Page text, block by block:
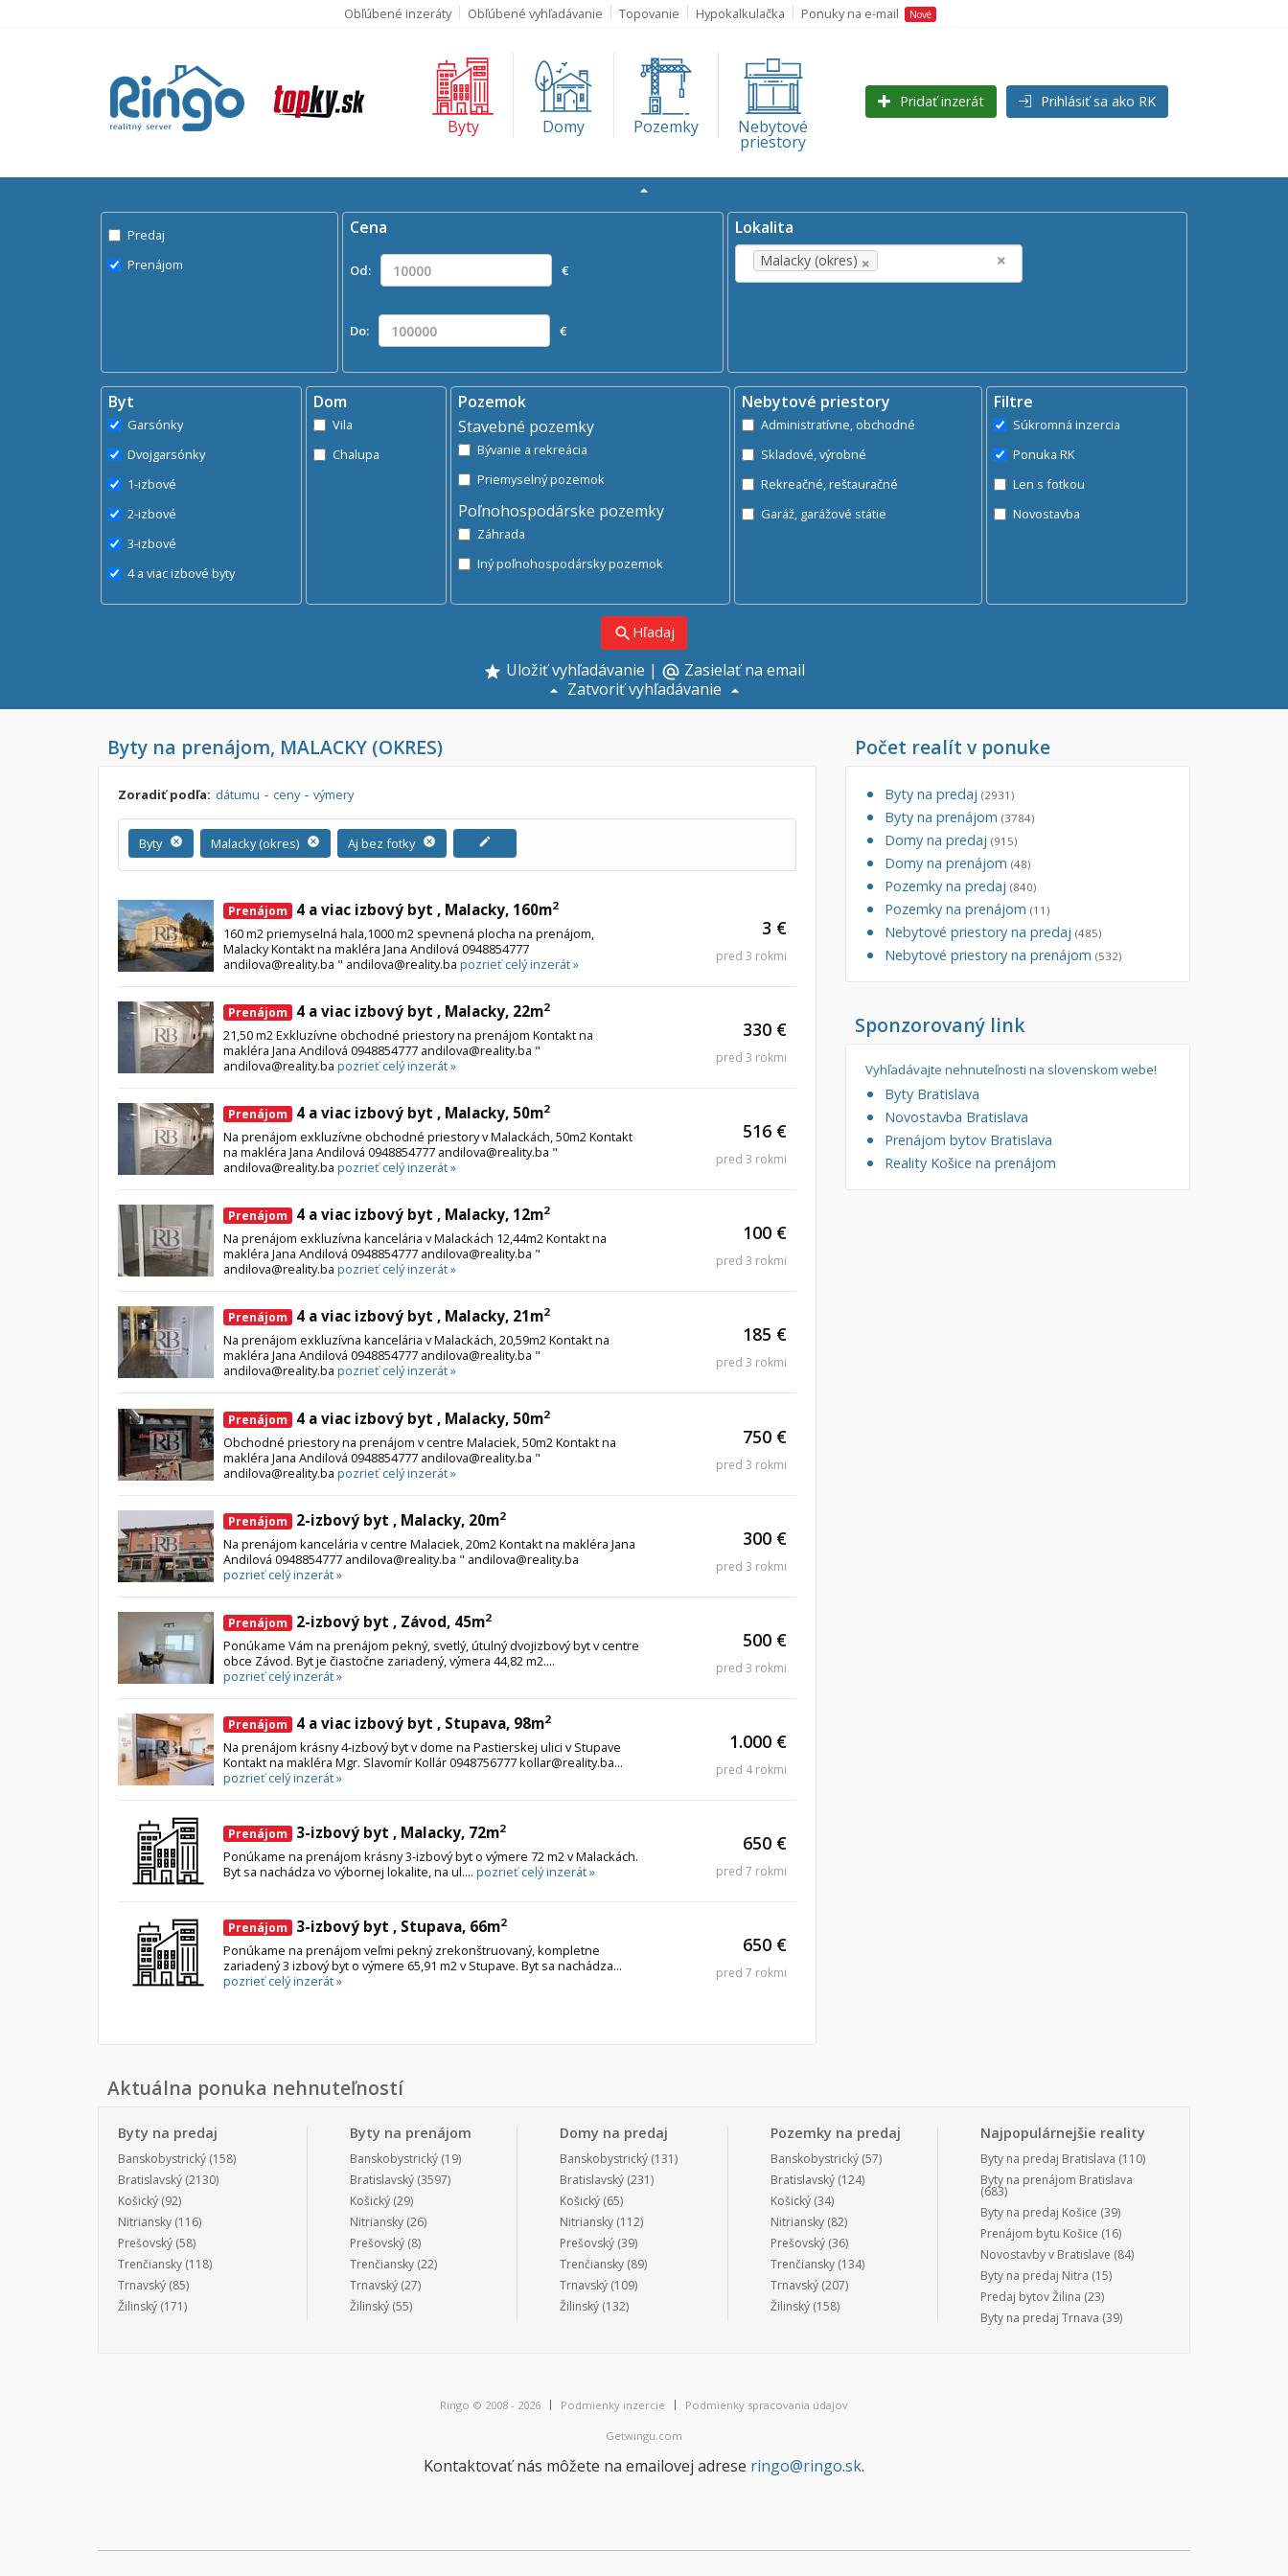
Obľúbené inzeráty Obľúbené vyhľadávanie Topovanie Hypokalkulačka Ponuky na e-mail Nové
Byty Domy Pozemky Nebytové
priestory
Pridať inzerát Prihlásiť sa ako RK
Byty na Predaj Prenájom ×
Malacky (okres) Hľadaj
Predaj
Prenájom
Cena
Od: €
Do: €
Lokalita
×
×
Malacky (okres)
Byt
Garsónky
Dvojgarsónky
1-izbové
2-izbové
3-izbové
4 a viac izbové byty
Dom
Vila
Chalupa
Pozemok
Stavebné pozemky
Bývanie a rekreácia
Priemyselný pozemok
Poľnohospodárske pozemky
Záhrada
Iný poľnohospodársky pozemok
Nebytové priestory
Administratívne, obchodné
Skladové, výrobné
Rekreačné, reštauračné
Garáž, garážové státie
Filtre
Súkromná inzercia
Ponuka RK
Len s fotkou
Novostavba
search Hľadaj
Uložiť vyhľadávanie | alternate_email Zasielať na email
Zatvoriť vyhľadávanie
Byty na prenájom, MALACKY (OKRES)
Zoradiť podľa: dátumu - ceny - výmery
Byty cancel Malacky (okres) cancel Aj bez fotky cancel edit
Prenájom 4 a viac izbový byt , Malacky, 160m2
160 m2 priemyselná hala,1000 m2 spevnená plocha na prenájom,
Malacky Kontakt na makléra Jana Andilová 0948854777
andilova@reality.ba " andilova@reality.ba pozrieť celý inzerát »
3 €
pred 3 rokmi
Prenájom 4 a viac izbový byt , Malacky, 22m2
21,50 m2 Exkluzívne obchodné priestory na prenájom Kontakt na
makléra Jana Andilová 0948854777 andilova@reality.ba "
andilova@reality.ba pozrieť celý inzerát »
330 €
pred 3 rokmi
Prenájom 4 a viac izbový byt , Malacky, 50m2
Na prenájom exkluzívne obchodné priestory v Malackách, 50m2 Kontakt
na makléra Jana Andilová 0948854777 andilova@reality.ba "
andilova@reality.ba pozrieť celý inzerát »
516 €
pred 3 rokmi
Prenájom 4 a viac izbový byt , Malacky, 12m2
Na prenájom exkluzívna kancelária v Malackách 12,44m2 Kontakt na
makléra Jana Andilová 0948854777 andilova@reality.ba "
andilova@reality.ba pozrieť celý inzerát »
100 €
pred 3 rokmi
Prenájom 4 a viac izbový byt , Malacky, 21m2
Na prenájom exkluzívna kancelária v Malackách, 20,59m2 Kontakt na
makléra Jana Andilová 0948854777 andilova@reality.ba "
andilova@reality.ba pozrieť celý inzerát »
185 €
pred 3 rokmi
Prenájom 4 a viac izbový byt , Malacky, 50m2
Obchodné priestory na prenájom v centre Malaciek, 50m2 Kontakt na
makléra Jana Andilová 0948854777 andilova@reality.ba "
andilova@reality.ba pozrieť celý inzerát »
750 €
pred 3 rokmi
Prenájom 2-izbový byt , Malacky, 20m2
Na prenájom kancelária v centre Malaciek, 20m2 Kontakt na makléra Jana
Andilová 0948854777 andilova@reality.ba " andilova@reality.ba
pozrieť celý inzerát »
300 €
pred 3 rokmi
Prenájom 2-izbový byt , Závod, 45m2
Ponúkame Vám na prenájom pekný, svetlý, útulný dvojizbový byt v centre
obce Závod. Byt je čiastočne zariadený, výmera 44,82 m2....
pozrieť celý inzerát »
500 €
pred 3 rokmi
Prenájom 4 a viac izbový byt , Stupava, 98m2
Na prenájom krásny 4-izbový byt v dome na Pastierskej ulici v Stupave
Kontakt na makléra Mgr. Slavomír Kollár 0948756777 kollar@reality.ba...
pozrieť celý inzerát »
1.000 €
pred 4 rokmi
Prenájom 3-izbový byt , Malacky, 72m2
Ponúkame na prenájom krásny 3-izbový byt o výmere 72 m2 v Malackách.
Byt sa nachádza vo výbornej lokalite, na ul.... pozrieť celý inzerát »
650 €
pred 7 rokmi
Prenájom 3-izbový byt , Stupava, 66m2
Ponúkame na prenájom veľmi pekný zrekonštruovaný, kompletne
zariadený 3 izbový byt o výmere 65,91 m2 v Stupave. Byt sa nachádza...
pozrieť celý inzerát »
650 €
pred 7 rokmi
Počet realít v ponuke
Byty na predaj (2931)
Byty na prenájom (3784)
Domy na predaj (915)
Domy na prenájom (48)
Pozemky na predaj (840)
Pozemky na prenájom (11)
Nebytové priestory na predaj (485)
Nebytové priestory na prenájom (532)
Sponzorovaný link
Vyhľadávajte nehnuteľnosti na slovenskom webe!
Byty Bratislava
Novostavba Bratislava
Prenájom bytov Bratislava
Reality Košice na prenájom
Aktuálna ponuka nehnuteľností
Byty na predaj
Banskobystrický (158)
Bratislavský (2130)
Košický (92)
Nitriansky (116)
Prešovský (58)
Trenčiansky (118)
Trnavský (85)
Žilinský (171)
Byty na prenájom
Banskobystrický(19)
Bratislavský(3597)
Košický(29)
Nitriansky(26)
Prešovský(8)
Trenčiansky(22)
Trnavský(27)
Žilinský(55)
Domy na predaj
Banskobystrický (131)
Bratislavský (231)
Košický (65)
Nitriansky (112)
Prešovský (39)
Trenčiansky (89)
Trnavský (109)
Žilinský (132)
Pozemky na predaj
Banskobystrický(57)
Bratislavský(124)
Košický(34)
Nitriansky(82)
Prešovský(36)
Trenčiansky(134)
Trnavský(207)
Žilinský(158)
Najpopulárnejšie reality
Byty na predaj Bratislava (110)
Byty na prenájom Bratislava
(683)
Byty na predaj Košice (39)
Prenájom bytu Košice (16)
Novostavby v Bratislave (84)
Byty na predaj Nitra (15)
Predaj bytov Žilina (23)
Byty na predaj Trnava (39)
Ringo © 2008 - 2026 Podmienky inzercie Podmienky spracovania údajov
Getwingu.com
Kontaktovať nás môžete na emailovej adrese ringo@ringo.sk.